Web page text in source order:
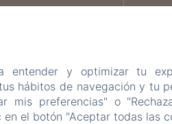
entender y optimizar tu
hábitos de navegación y tu
mis preferencias" o
el botón "Aceptar todas las